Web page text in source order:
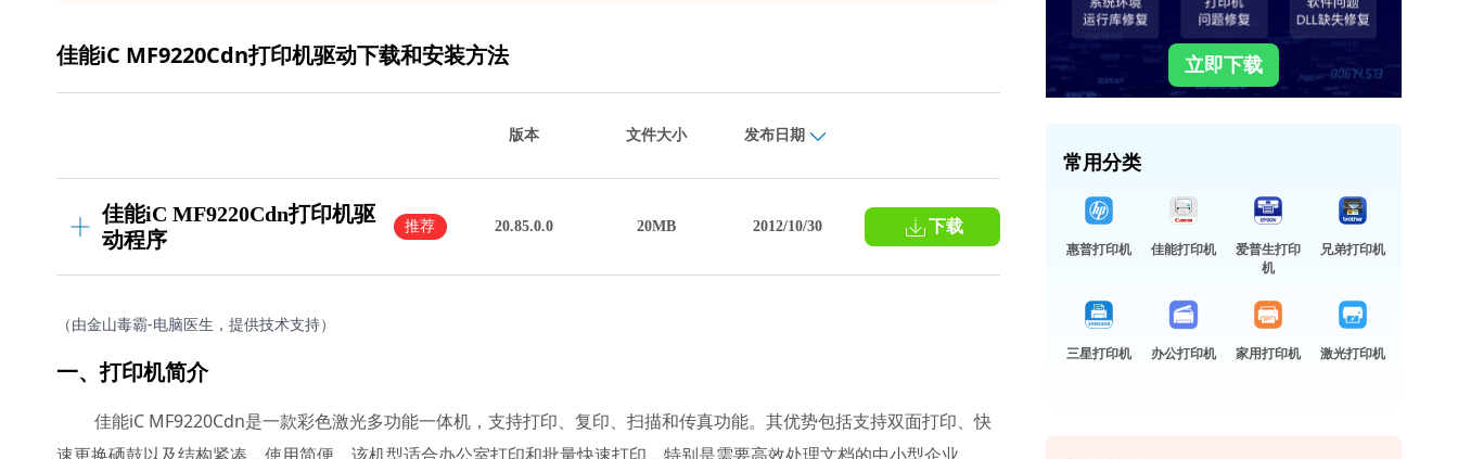
佳能iC MF9220Cdn打印机驱动下载和安装方法
版本 文件大小 发布日期
佳能iC MF9220Cdn打印机驱
动程序
推荐 20.85.0.0 20MB 2012/10/30 下载
（由金山毒霸-电脑医生，提供技术支持）
一、打印机简介
佳能iC MF9220Cdn是一款彩色激光多功能一体机，支持打印、复印、扫描和传真功能。其优势包括支持双面打印、快
立即下载
常用分类
惠普打印机 佳能打印机
爱普生打印
机
兄弟打印机
三星打印机 办公打印机 家用打印机 激光打印机